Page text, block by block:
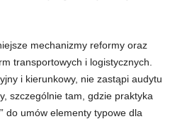
mechanizmy reformy oraz
transportowych i logistycznych.
i kierunkowy, nie zastąpi audytu
szczególnie tam, gdzie praktyka
do umów elementy typowe dla